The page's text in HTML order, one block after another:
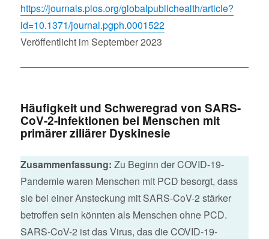
https://journals.plos.org/globalpublichealth/article?
id=10.1371/journal.pgph.0001522
Veröffentlicht im September 2023
Häufigkeit und Schweregrad von SARS-
CoV-2-Infektionen bei Menschen mit
primärer ziliärer Dyskinesie
Zusammenfassung: Zu Beginn der COVID-19-
Pandemie waren Menschen mit PCD besorgt, dass
sie bei einer Ansteckung mit SARS-CoV-2 stärker
betroffen sein könnten als Menschen ohne PCD.
SARS-CoV-2 ist das Virus, das die COVID-19-